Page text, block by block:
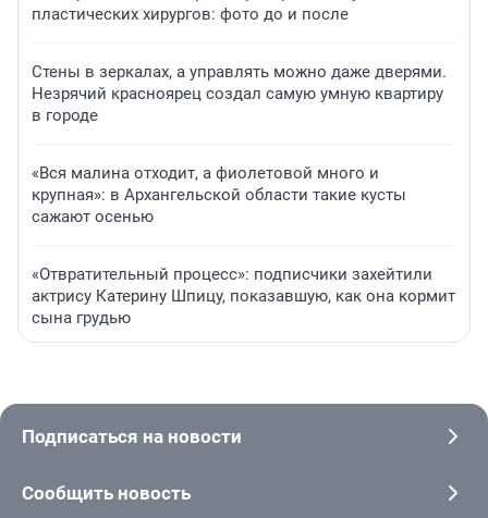
пластических хирургов: фото до и после
Стены в зеркалах, а управлять можно даже дверями.
Незрячий красноярец создал самую умную квартиру
в городе
«Вся малина отходит, а фиолетовой много и
крупная»: в Архангельской области такие кусты
сажают осенью
«Отвратительный процесс»: подписчики захейтили
актрису Катерину Шпицу, показавшую, как она кормит
сына грудью
Подписаться на новости
Сообщить новость